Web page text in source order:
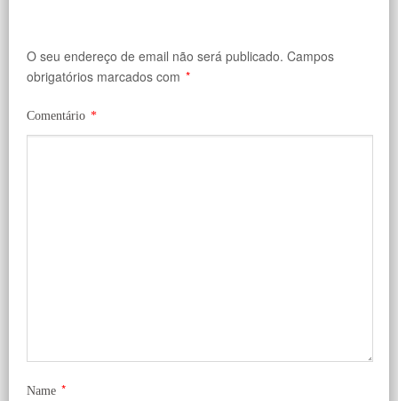
O seu endereço de email não será publicado. Campos
obrigatórios marcados com *
Comentário *
Name *